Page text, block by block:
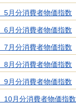
5月分消費者物価指数
6月分消費者物価指数
7月分消費者物価指数
8月分消費者物価指数
9月分消費者物価指数
10月分消費者物価指数